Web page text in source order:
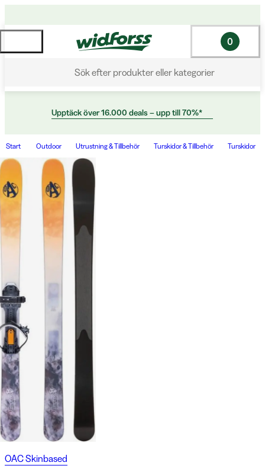
Sök efter produkter eller kategorier
0
Upptäck över 16.000 deals – upp till 70%*
Start Outdoor Utrustning & Tillbehör Turskidor & Tillbehör Turskidor
OAC Skinbased